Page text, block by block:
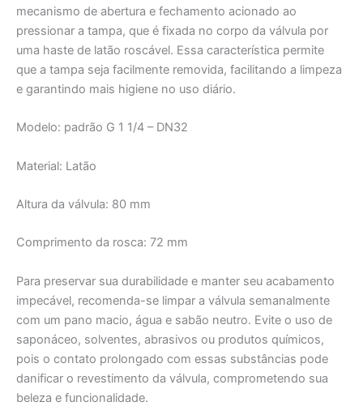
mecanismo de abertura e fechamento acionado ao
pressionar a tampa, que é fixada no corpo da válvula por
uma haste de latão roscável. Essa característica permite
que a tampa seja facilmente removida, facilitando a limpeza
e garantindo mais higiene no uso diário.
Modelo: padrão G 1 1/4 – DN32
Material: Latão
Altura da válvula: 80 mm
Comprimento da rosca: 72 mm
Para preservar sua durabilidade e manter seu acabamento
impecável, recomenda-se limpar a válvula semanalmente
com um pano macio, água e sabão neutro. Evite o uso de
saponáceo, solventes, abrasivos ou produtos químicos,
pois o contato prolongado com essas substâncias pode
danificar o revestimento da válvula, comprometendo sua
beleza e funcionalidade.